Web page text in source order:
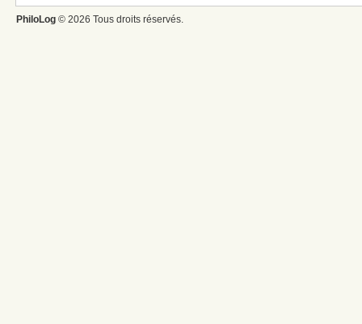
PhiloLog © 2026 Tous droits réservés.